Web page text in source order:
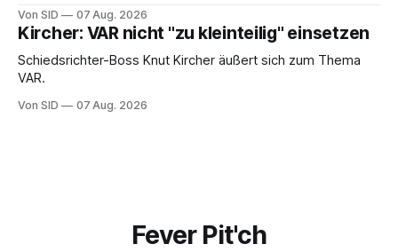
Von SID 07 Aug. 2026
Kircher: VAR nicht "zu kleinteilig" einsetzen
Schiedsrichter-Boss Knut Kircher äußert sich zum Thema
VAR.
Von SID 07 Aug. 2026
Fever Pit'ch